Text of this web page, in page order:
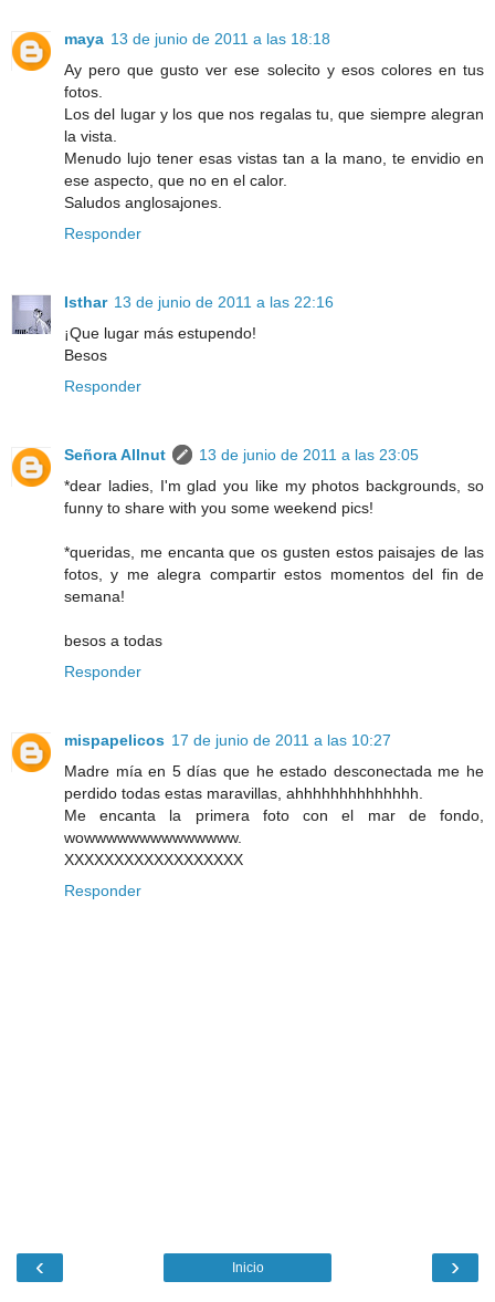
maya 13 de junio de 2011 a las 18:18
Ay pero que gusto ver ese solecito y esos colores en tus
fotos.
Los del lugar y los que nos regalas tu, que siempre alegran
la vista.
Menudo lujo tener esas vistas tan a la mano, te envidio en
ese aspecto, que no en el calor.
Saludos anglosajones.
Responder
Isthar 13 de junio de 2011 a las 22:16
¡Que lugar más estupendo!
Besos
Responder
Señora Allnut
13 de junio de 2011 a las 23:05
*dear ladies, I'm glad you like my photos backgrounds, so
funny to share with you some weekend pics!
*queridas, me encanta que os gusten estos paisajes de las
fotos, y me alegra compartir estos momentos del fin de
semana!
besos a todas
Responder
mispapelicos 17 de junio de 2011 a las 10:27
Madre mía en 5 días que he estado desconectada me he
perdido todas estas maravillas, ahhhhhhhhhhhhhh.
Me encanta la primera foto con el mar de fondo,
wowwwwwwwwwwwwww.
XXXXXXXXXXXXXXXXXX
Responder
‹ ›
Inicio